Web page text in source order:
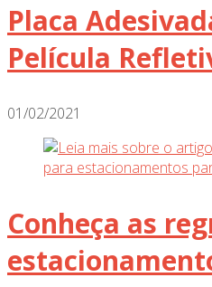
Placa
Película
01/02/2021
Conheça as